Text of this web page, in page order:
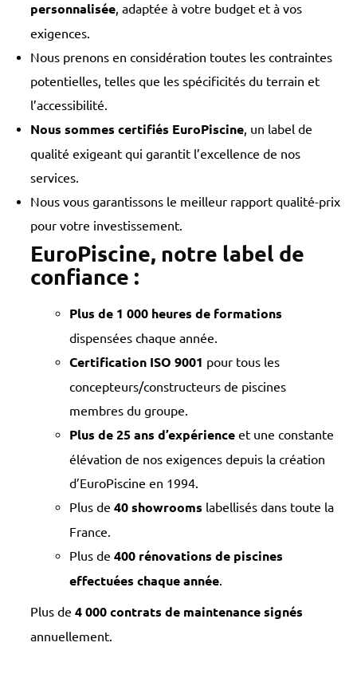
personnalisée, adaptée à votre budget et à vos
exigences.
Nous prenons en considération toutes les contraintes
potentielles, telles que les spécificités du terrain et
l’accessibilité.
Nous sommes certifiés EuroPiscine, un label de
qualité exigeant qui garantit l’excellence de nos
services.
Nous vous garantissons le meilleur rapport qualité-prix
pour votre investissement.
EuroPiscine, notre label de
confiance :
Plus de 1 000 heures de formations
dispensées chaque année.
Certification ISO 9001 pour tous les
concepteurs/constructeurs de piscines
membres du groupe.
Plus de 25 ans d’expérience et une constante
élévation de nos exigences depuis la création
d’EuroPiscine en 1994.
Plus de40 showrooms labellisés dans toute la
France.
Plus de400 rénovations de piscines
effectuées chaque année.
Plus de 4 000 contrats de maintenance signés
annuellement.